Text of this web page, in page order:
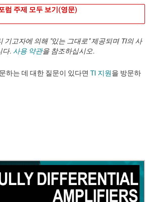
럼 주제 모두 보기(영문)
기고자에 의해 "있는 그대로" 제공되며 TI의 사
다. 사용 약관을 참조하십시오.
하는 데 대한 질문이 있다면 TI 지원을 방문하